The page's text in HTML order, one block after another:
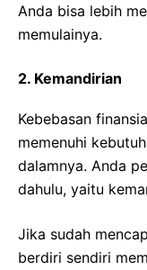
Anda bisa lebih
memulainya.
2. Kemandirian
Kebebasan
memenuhi
dalamnya. Anda
dahulu, yaitu
Jika sudah
berdiri sendiri